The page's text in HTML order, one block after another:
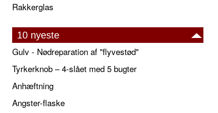
Rakkerglas
10 nyeste
Gulv - Nødreparation af "flyvestød"
Tyrkerknob – 4-slået med 5 bugter
Anhæftning
Angster-flaske